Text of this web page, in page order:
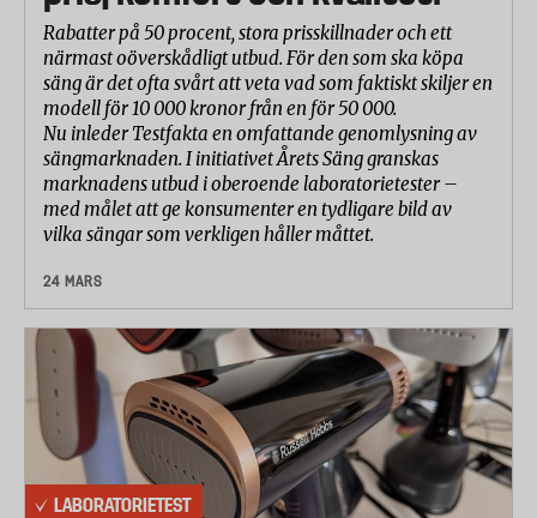
Rabatter på 50 procent, stora prisskillnader och ett
närmast oöverskådligt utbud. För den som ska köpa
säng är det ofta svårt att veta vad som faktiskt skiljer en
modell för 10 000 kronor från en för 50 000.
Nu inleder Testfakta en omfattande genomlysning av
sängmarknaden. I initiativet Årets Säng granskas
marknadens utbud i oberoende laboratorietester –
med målet att ge konsumenter en tydligare bild av
vilka sängar som verkligen håller måttet.
24 MARS
LABORATORIETEST